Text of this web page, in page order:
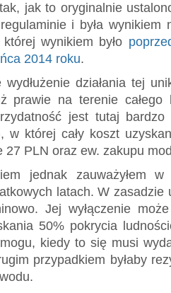
jak to oryginalnie
i była wynikiem
wynikiem było
2014 roku.
działania tej
prawie na terenie
jest tutaj bardzo
w której cały koszt
27 PLN oraz ew. zakupu
jednak zauważyłem
latach. W zasadzie
Jej wyłączenie
50% pokrycia
kiedy to się musi
przypadkiem byłaby